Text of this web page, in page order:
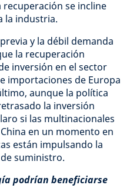
se incline
la industria.
y la débil demanda
la recuperación
inversión en el sector
importaciones de Europa
aunque la política
la inversión
si las multinacionales
en un momento en
están impulsando la
suministro.
podrían beneficiarse